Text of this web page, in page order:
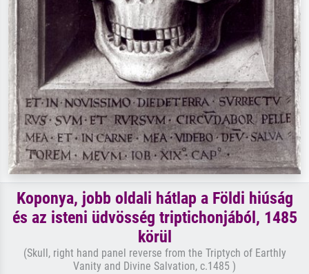
Koponya, jobb oldali hátlap a Földi hiúság
és az isteni üdvösség triptichonjából, 1485
körül
(Skull, right hand panel reverse from the Triptych of Earthly
Vanity and Divine Salvation, c.1485 )